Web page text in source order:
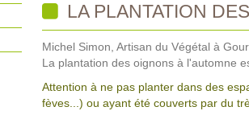
LA PLANTATION
Michel Simon, Artisan du Végétal à
La plantation des oignons à l'automne
Attention à ne pas planter dans des
fèves...) ou ayant été couverts par du